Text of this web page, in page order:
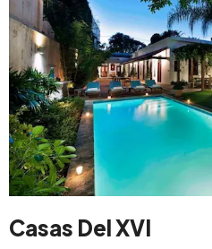
Casas Del XVI